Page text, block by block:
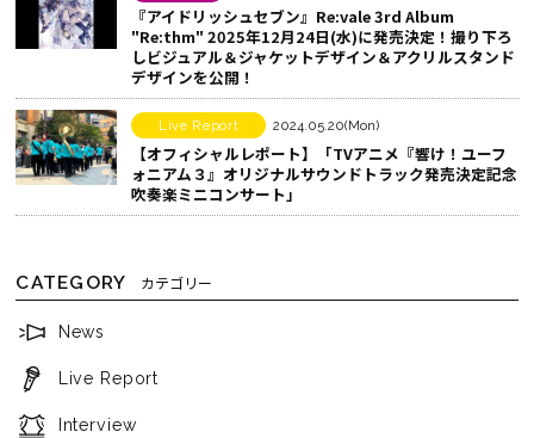
る
『アイドリッシュセブン』Re:vale 3rd Album
"Re:thm" 2025年12月24日(水)に発売決定！撮り下ろ
しビジュアル＆ジャケットデザイン＆アクリルスタンド
デザインを公開！
Live Report 2024.05.20(Mon)
【オフィシャルレポート】「TVアニメ『響け！ユーフ
ォニアム３』オリジナルサウンドトラック発売決定記念
吹奏楽ミニコンサート」
CATEGORY カテゴリー
News
Live Report
Interview